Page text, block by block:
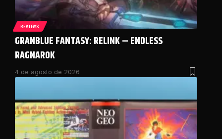
REVIEWS
GRANBLUE FANTASY: RELINK – ENDLESS
RAGNAROK
4 de agosto de 2026